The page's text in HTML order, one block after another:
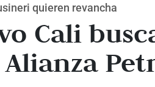
quieren revancha
Cali